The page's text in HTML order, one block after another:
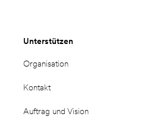
Unterstützen
Organisation
Kontakt
Auftrag und Vision